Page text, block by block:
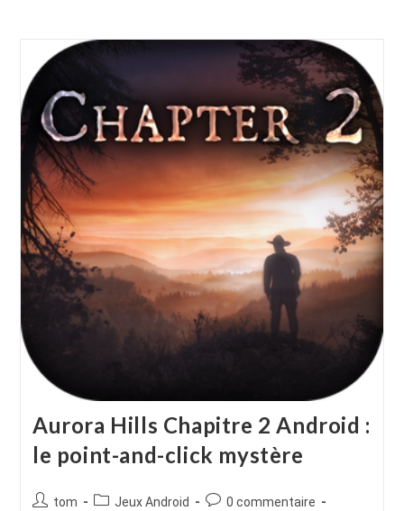
Aurora Hills Chapitre 2 Android :
le point-and-click mystère
Auteur/autrice
tom
PostJeux Android
Commentaires
0 commentaire